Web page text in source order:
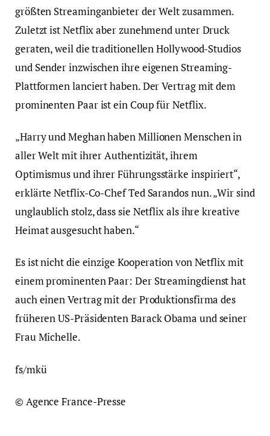
größten Streaminganbieter der Welt zusammen.
Zuletzt ist Netflix aber zunehmend unter Druck
geraten, weil die traditionellen Hollywood-Studios
und Sender inzwischen ihre eigenen Streaming-
Plattformen lanciert haben. Der Vertrag mit dem
prominenten Paar ist ein Coup für Netflix.
„Harry und Meghan haben Millionen Menschen in
aller Welt mit ihrer Authentizität, ihrem
Optimismus und ihrer Führungsstärke inspiriert“,
erklärte Netflix-Co-Chef Ted Sarandos nun. „Wir sind
unglaublich stolz, dass sie Netflix als ihre kreative
Heimat ausgesucht haben.“
Es ist nicht die einzige Kooperation von Netflix mit
einem prominenten Paar: Der Streamingdienst hat
auch einen Vertrag mit der Produktionsfirma des
früheren US-Präsidenten Barack Obama und seiner
Frau Michelle.
fs/mkü
© Agence France-Presse